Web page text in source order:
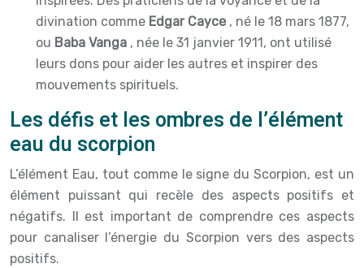
divination comme Edgar Cayce , né le 18 mars 1877,
ou Baba Vanga , née le 31 janvier 1911, ont utilisé
leurs dons pour aider les autres et inspirer des
mouvements spirituels.
Les défis et les ombres de l’élément
eau du scorpion
L’élément Eau, tout comme le signe du Scorpion, est un
élément puissant qui recèle des aspects positifs et
négatifs. Il est important de comprendre ces aspects
pour canaliser l’énergie du Scorpion vers des aspects
positifs.